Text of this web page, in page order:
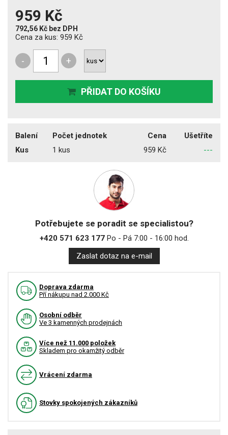
959 Kč
792,56 Kč bez DPH
Cena za kus: 959 Kč
- +
PŘIDAT DO KOŠÍKU
Balení Počet jednotek Cena
Ušetříte
Kus
1 kus 959 Kč ---
Potřebujete se poradit se specialistou?
+420 571 623 177Po - Pá 7:00 - 16:00 hod.
Zaslat dotaz na e-mail
Doprava zdarma
Pří nákupu nad 2.000 Kč
Osobní odběr
Ve 3 kamenných prodejnách
Více než 11.000 položek
Skladem pro okamžitý odběr
Vrácení zdarma
Stovky spokojených zákazníků